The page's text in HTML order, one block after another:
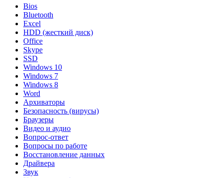
Bios
Bluetooth
Excel
HDD (жесткий диск)
Office
Skype
SSD
Windows 10
Windows 7
Windows 8
Word
Архиваторы
Безопасность (вирусы)
Браузеры
Видео и аудио
Вопрос-ответ
Вопросы по работе
Восстановление данных
Драйвера
Звук